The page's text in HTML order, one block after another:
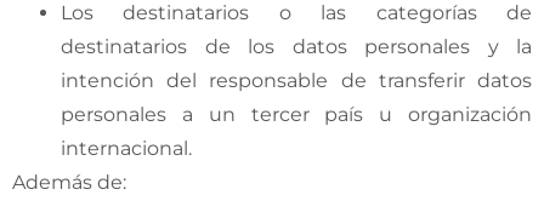
Los destinatarios o las categorías de
destinatarios de los datos personales y la
intención del responsable de transferir datos
personales a un tercer país u organización
internacional.
Además de: